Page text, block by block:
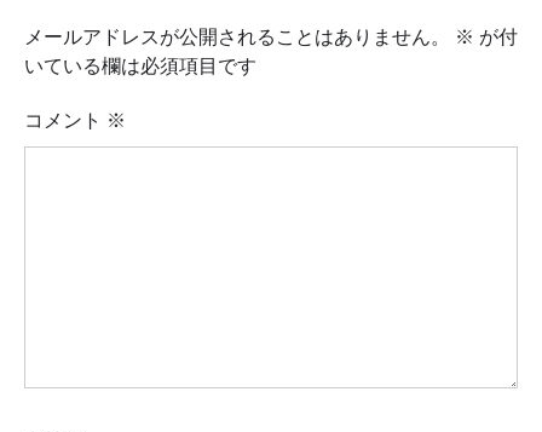
メールアドレスが公開されることはありません。 ※ が付
いている欄は必須項目です
コメント ※